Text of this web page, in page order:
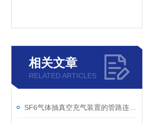
相关文章
RELATED ARTICLES